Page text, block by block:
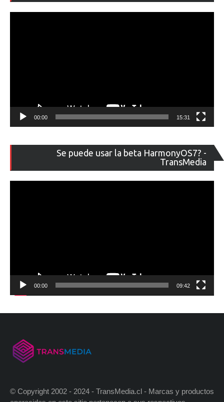
00:00 15:31
Se puede usar la beta HarmonyOS7? -
TransMedia
de
00:00 09:42
© Copyright 2002 - 2024 - TransMedia.cl - Marcas y productos